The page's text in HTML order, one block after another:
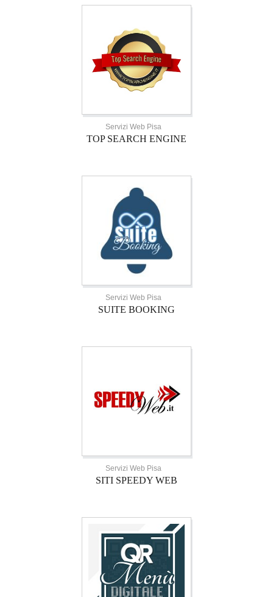
Servizi Web Pisa
TOP SEARCH ENGINE
Servizi Web Pisa
SUITE BOOKING
Servizi Web Pisa
SITI SPEEDY WEB